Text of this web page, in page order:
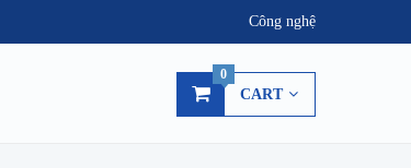
Công nghệ
CART
0